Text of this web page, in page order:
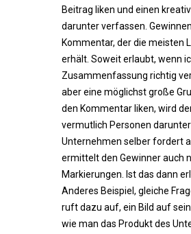
Beitrag liken und einen
darunter verfassen.
Kommentar, der die meisten
erhält. Soweit erlaubt, wenn
Zusammenfassung richtig
aber eine möglichst große
den Kommentar liken, wird
vermutlich Personen
Unternehmen selber fordert
ermittelt den Gewinner auch
Markierungen. Ist das dann
Anderes Beispiel, gleiche
ruft dazu auf, ein Bild auf
wie man das Produkt des